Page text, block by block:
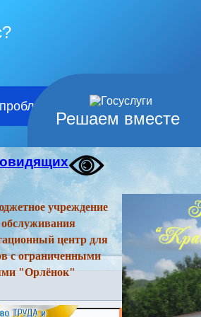
Решаем вместе
учреждение
обслуживания
центр для
с ограниченными
"Орлёнок"